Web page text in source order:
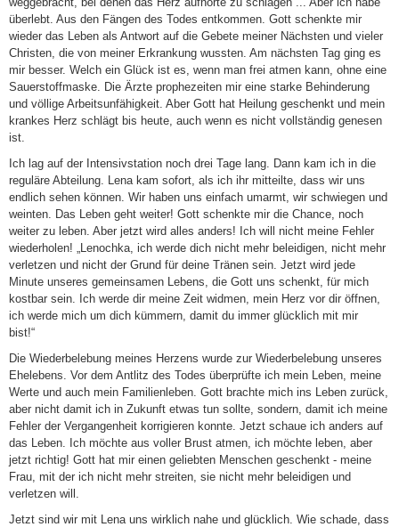
überlebt. Aus den Fängen des Todes entkommen. Gott schenkte mir
wieder das Leben als Antwort auf die Gebete meiner Nächsten und vieler
Christen, die von meiner Erkrankung wussten. Am nächsten Tag ging es
mir besser. Welch ein Glück ist es, wenn man frei atmen kann, ohne eine
Sauerstoffmaske. Die Ärzte prophezeiten mir eine starke Behinderung
und völlige Arbeitsunfähigkeit. Aber Gott hat Heilung geschenkt und mein
krankes Herz schlägt bis heute, auch wenn es nicht vollständig genesen
ist.
Ich lag auf der Intensivstation noch drei Tage lang. Dann kam ich in die
reguläre Abteilung. Lena kam sofort, als ich ihr mitteilte, dass wir uns
endlich sehen können. Wir haben uns einfach umarmt, wir schwiegen und
weinten. Das Leben geht weiter! Gott schenkte mir die Chance, noch
weiter zu leben. Aber jetzt wird alles anders! Ich will nicht meine Fehler
wiederholen! „Lenochka, ich werde dich nicht mehr beleidigen, nicht mehr
verletzen und nicht der Grund für deine Tränen sein. Jetzt wird jede
Minute unseres gemeinsamen Lebens, die Gott uns schenkt, für mich
kostbar sein. Ich werde dir meine Zeit widmen, mein Herz vor dir öffnen,
ich werde mich um dich kümmern, damit du immer glücklich mit mir
bist!“
Die Wiederbelebung meines Herzens wurde zur Wiederbelebung unseres
Ehelebens. Vor dem Antlitz des Todes überprüfte ich mein Leben, meine
Werte und auch mein Familienleben. Gott brachte mich ins Leben zurück,
aber nicht damit ich in Zukunft etwas tun sollte, sondern, damit ich meine
Fehler der Vergangenheit korrigieren konnte. Jetzt schaue ich anders auf
das Leben. Ich möchte aus voller Brust atmen, ich möchte leben, aber
jetzt richtig! Gott hat mir einen geliebten Menschen geschenkt - meine
Frau, mit der ich nicht mehr streiten, sie nicht mehr beleidigen und
verletzen will.
Jetzt sind wir mit Lena uns wirklich nahe und glücklich. Wie schade, dass